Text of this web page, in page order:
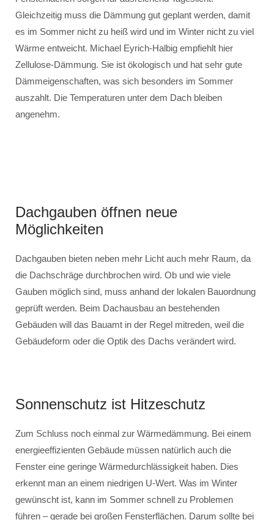
Gleichzeitig muss die Dämmung gut geplant werden, damit
es im Sommer nicht zu heiß wird und im Winter nicht zu viel
Wärme entweicht. Michael Eyrich-Halbig empfiehlt hier
Zellulose-Dämmung. Sie ist ökologisch und hat sehr gute
Dämmeigenschaften, was sich besonders im Sommer
auszahlt. Die Temperaturen unter dem Dach bleiben
angenehm.
Dachgauben öffnen neue
Möglichkeiten
Dachgauben bieten neben mehr Licht auch mehr Raum, da
die Dachschräge durchbrochen wird. Ob und wie viele
Gauben möglich sind, muss anhand der lokalen Bauordnung
geprüft werden. Beim Dachausbau an bestehenden
Gebäuden will das Bauamt in der Regel mitreden, weil die
Gebäudeform oder die Optik des Dachs verändert wird.
Sonnenschutz ist Hitzeschutz
Zum Schluss noch einmal zur Wärmedämmung. Bei einem
energieeffizienten Gebäude müssen natürlich auch die
Fenster eine geringe Wärmedurchlässigkeit haben. Dies
erkennt man an einem niedrigen U-Wert. Was im Winter
gewünscht ist, kann im Sommer schnell zu Problemen
führen – gerade bei großen Fensterflächen. Darum sollte bei